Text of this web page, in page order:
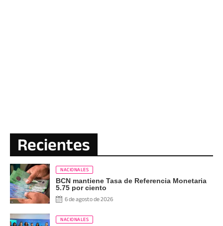
Recientes
NACIONALES
BCN mantiene Tasa de Referencia Monetaria
5.75 por ciento
6 de agosto de 2026
NACIONALES